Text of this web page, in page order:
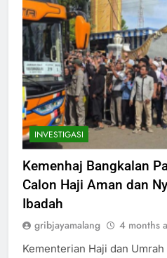
INVESTIGASI
Kemenhaj Bangkalan
Calon Haji Aman dan
Ibadah
gribjayamalang 4 months
Kementerian Haji dan